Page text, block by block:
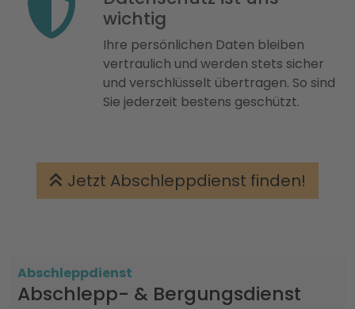
wichtig
Ihre persönlichen Daten bleiben
vertraulich und werden stets sicher
und verschlüsselt übertragen. So sind
Sie jederzeit bestens geschützt.
Jetzt Abschleppdienst finden!
Abschleppdienst
Abschlepp- & Bergungsdienst